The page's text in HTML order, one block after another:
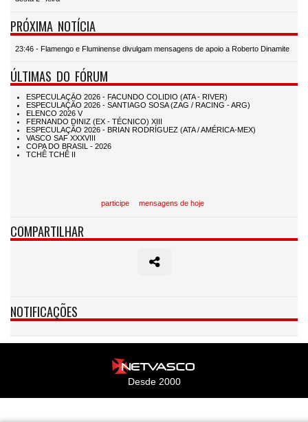
PRÓXIMA NOTÍCIA
23:46 - Flamengo e Fluminense divulgam mensagens de apoio a Roberto Dinamite
ÚLTIMAS DO FÓRUM
participe mensagens de hoje
COMPARTILHAR
NOTIFICAÇÕES
Desde 2000